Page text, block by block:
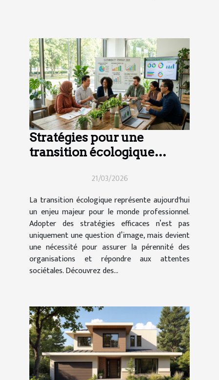
Stratégies pour une
transition écologique
21/03/2026
La transition écologique représente aujourd'hui
un enjeu majeur pour le monde professionnel.
Adopter des stratégies efficaces n’est pas
uniquement une question d’image, mais devient
une nécessité pour assurer la pérennité des
organisations et répondre aux attentes
sociétales. Découvrez des...